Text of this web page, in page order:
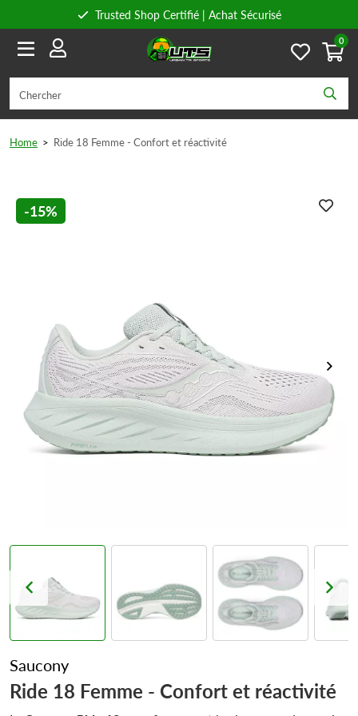
Trusted Shop Certifié | Achat Sécurisé
Conseils personnels
0
Home > Ride 18 Femme - Confort et réactivité
-15%
Saucony
Ride 18 Femme - Confort et réactivité